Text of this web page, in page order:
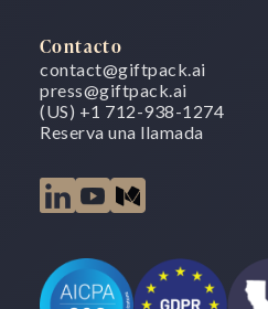
Contacto
contact@giftpack.ai
press@giftpack.ai
(US) +1 712-938-1274
Reserva una llamada